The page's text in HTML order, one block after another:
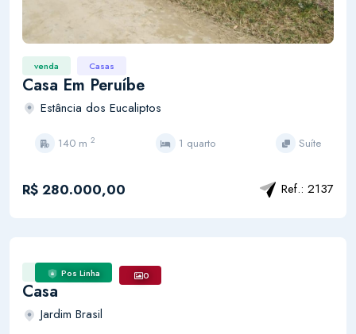
venda Casas
Casa Em Peruíbe
Estância dos Eucaliptos
140 m 2 1 quarto Suíte
R$ 280.000,00 Ref.: 2137
Pos Linha 0
Casas
Casa
Jardim Brasil